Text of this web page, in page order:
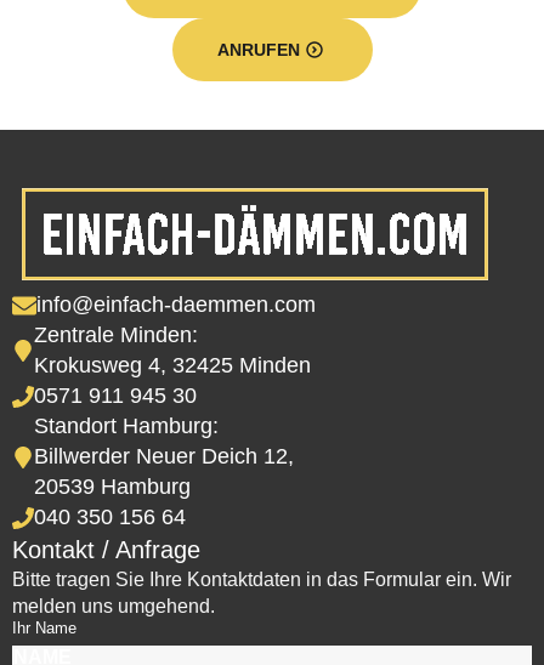
ANRUFEN
info@einfach-daemmen.com
Zentrale Minden:
Krokusweg 4, 32425 Minden
0571 911 945 30
Standort Hamburg:
Billwerder Neuer Deich 12,
20539 Hamburg
040 350 156 64
Kontakt / Anfrage
Bitte tragen Sie Ihre Kontaktdaten in das Formular ein. Wir
melden uns umgehend.
Ihr Name